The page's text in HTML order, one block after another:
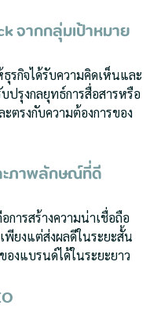
จากกลุ่มเป้าหมาย
รกิจได้รับความคิดเห็นและ
ปรุงกลยุทธ์การสื่อสารหรือ
ตรงกับความต้องการของ
ะภาพลักษณ์ที่ดี
การสร้างความน่าเชื่อถือ
ยงแต่ส่งผลดีในระยะสั้น
องแบรนด์ได้ในระยะยาว